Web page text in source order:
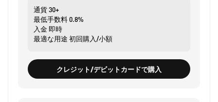
通貨30+
最低手数料0.8%
入金 即時
最適な用途 初回購入/小額
クレジット/デビットカードで購入